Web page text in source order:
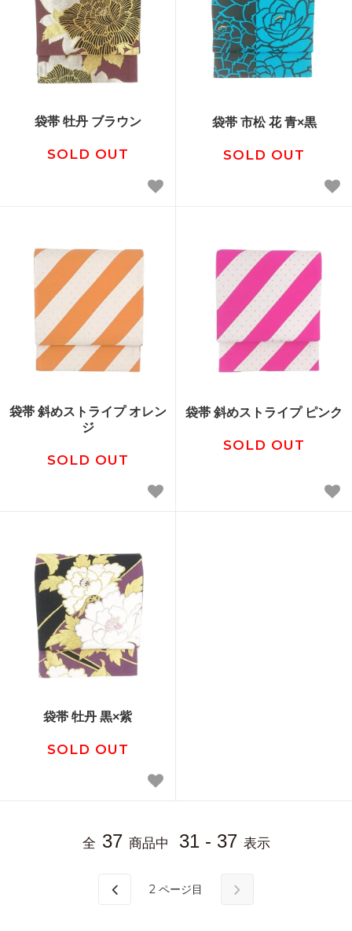
袋帯 牡丹 ブラウン
SOLD OUT
袋帯 市松 花 青×黒
SOLD OUT
袋帯 斜めストライプ オレン
ジ
SOLD OUT
袋帯 斜めストライプ ピンク
SOLD OUT
袋帯 牡丹 黒×紫
SOLD OUT
全 37 商品中 31 - 37 表示
2 ページ目